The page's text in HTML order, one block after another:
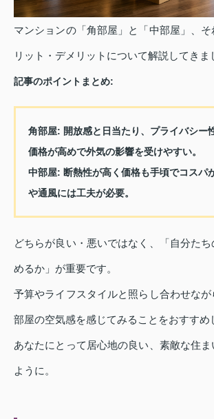
マンションの「角部屋」と「中部屋」、そ
リット・デメリットについて解説してきま
記事のポイントまとめ:
角部屋: 開放感と日当たり、プライバシー
価格が高めで外気の影響を受けやすい。
中部屋: 断熱性が高く価格も手頃でコスパ
や通風には工夫が必要。
どちらが良い・悪いではなく、「自分た
めるか」が重要です。
予算やライフスタイルと照らし合わせな
部屋の空気感を感じてみることをおすすめ
あなたにとって居心地の良い、素敵な住
ように。